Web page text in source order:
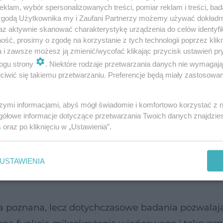
przez Hikaru Sato i wsp. w 1990 r. w Japonii.
ośmiornic. Charakteryzuje je wąska szyjka i
tej kardiomiopatii w badaniach obrazowych.
ostrych zespołów wieńcowych, to w
(aż 90%) dotyczy kobiet w wieku
to 67 lat.
poznana, lecz dotychczasowe badania
wybór spersonalizowanych treści, pomiar reklam i treści,
Użytkownika my i Zaufani Partnerzy możemy używać
aktywnie skanować charakterystykę urządzenia do celów
prosimy o zgodę na korzystanie z tych technologii poprzez
i zawsze możesz ją zmienić/wycofać klikając przycisk ustawień
strony
. Niektóre rodzaje przetwarzania danych nie
się takiemu przetwarzaniu. Preferencje będą miały
informacjami, abyś mógł świadomie i komfortowo korzystać z
informacje dotyczące przetwarzania Twoich danych
oraz po kliknięciu w „Ustawienia”.
USTAWIENIA